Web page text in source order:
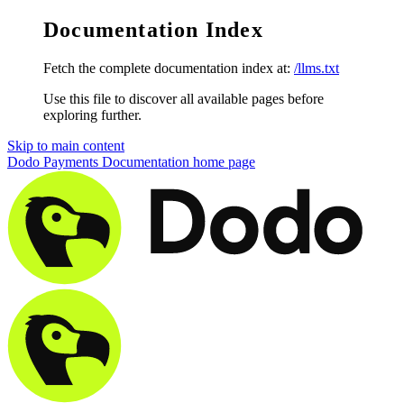
Documentation Index
Fetch the complete documentation index at: /llms.txt
Use this file to discover all available pages before
exploring further.
Skip to main content
Dodo Payments Documentation home page